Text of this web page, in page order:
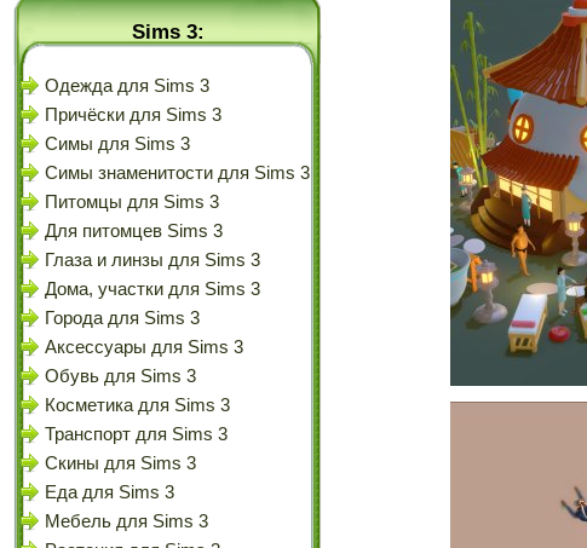
Sims 3:
Одежда для Sims 3
Причёски для Sims 3
Симы для Sims 3
Симы знаменитости для Sims 3
Питомцы для Sims 3
Для питомцев Sims 3
Глаза и линзы для Sims 3
Дома, участки для Sims 3
Города для Sims 3
Аксессуары для Sims 3
Обувь для Sims 3
Косметика для Sims 3
Транспорт для Sims 3
Скины для Sims 3
Еда для Sims 3
Мебель для Sims 3